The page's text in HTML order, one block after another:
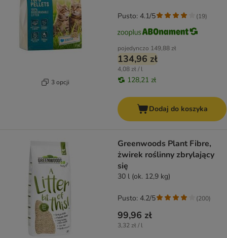
3 opcji
pojedynczo 149,88 zł
134,96 zł
4,08 zł / l
128,21 zł
Pusto: 4.1/5 (19)
Dodaj do koszyka
Greenwoods Plant Fibre,
żwirek roślinny zbrylający
się
30 l (ok. 12,9 kg)
99,96 zł
3,32 zł / l
Pusto: 4.2/5 (200)